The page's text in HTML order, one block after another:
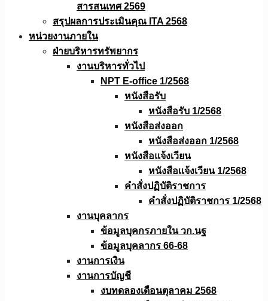
สารสนเทศ 2569
สรุปผลการประเมินคุณ ITA 2568
หน่วยงานภายใน
ฝ่ายบริหารทรัพยากร
งานบริหารทั่วไป
NPT E-office 1/2568
หนังสือรับ
หนังสือรับ 1/2568
หนังสือส่งออก
หนังสือส่งออก 1/2568
หนังสือแจ้งเวียน
หนังสือเเจ้งเวียน 1/2568
คำสั่งปฏิบัติราชการ
คำสั่งปฏิบัติราชการ 1/2568
งานบุคลากร
ข้อมูลบุคกรภายใน วก.นฐ
ข้อมูลบุคลากร 66-68
งานการเงิน
งานการบัญชี
งบทดลองเดือนตุลาคม 2568